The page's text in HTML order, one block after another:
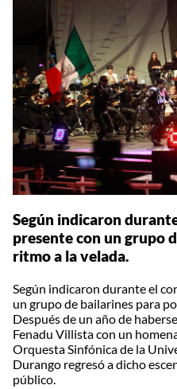
Según indicaron
presente con un grupo
ritmo a la velada.
Según indicaron durante el
un grupo de bailarines para
Después de un año de
Fenadu Villista con un
Orquesta Sinfónica de la
Durango regresó a dicho
público.